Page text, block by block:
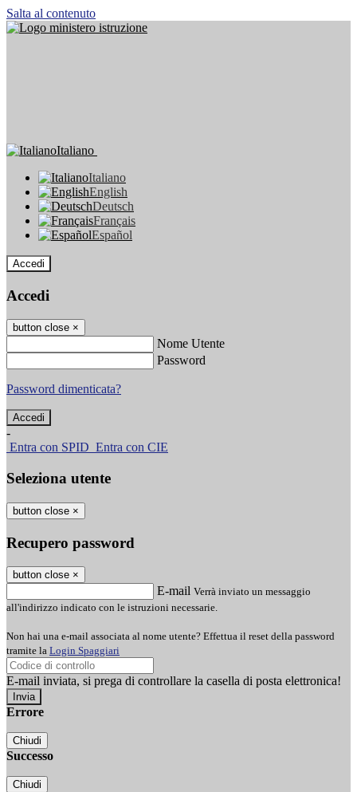
Salta al contenuto
Italiano
Italiano
English
Deutsch
Français
Español
Accedi
Accedi
button close ×
Nome Utente
Password
Password dimenticata?
-
Entra con SPID Entra con CIE
Seleziona utente
button close ×
Recupero password
button close ×
E-mail Verrà inviato un messaggio
all'indirizzo indicato con le istruzioni necessarie.
Non hai una e-mail associata al nome utente? Effettua il reset della password
tramite la Login Spaggiari
E-mail inviata, si prega di controllare la casella di posta elettronica!
Errore
Chiudi
Successo
Chiudi